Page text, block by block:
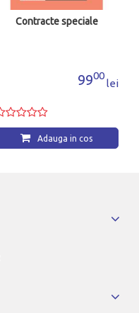
Contracte speciale
9900
lei
Adauga in cos